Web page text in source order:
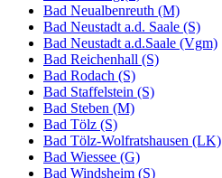
Bad Neualbenreuth (M)
Bad Neustadt a.d. Saale (S)
Bad Neustadt a.d.Saale (Vgm)
Bad Reichenhall (S)
Bad Rodach (S)
Bad Staffelstein (S)
Bad Steben (M)
Bad Tölz (S)
Bad Tölz-Wolfratshausen (LK)
Bad Wiessee (G)
Bad Windsheim (S)